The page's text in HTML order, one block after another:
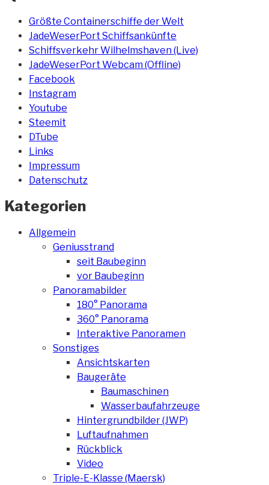
Größte Containerschiffe der Welt
JadeWeserPort Schiffsankünfte
Schiffsverkehr Wilhelmshaven (Live)
JadeWeserPort Webcam (Offline)
Facebook
Instagram
Youtube
Steemit
DTube
Links
Impressum
Datenschutz
Kategorien
Allgemein
Geniusstrand
seit Baubeginn
vor Baubeginn
Panoramabilder
180° Panorama
360° Panorama
Interaktive Panoramen
Sonstiges
Ansichtskarten
Baugeräte
Baumaschinen
Wasserbaufahrzeuge
Hintergrundbilder (JWP)
Luftaufnahmen
Rückblick
Video
Triple-E-Klasse (Maersk)